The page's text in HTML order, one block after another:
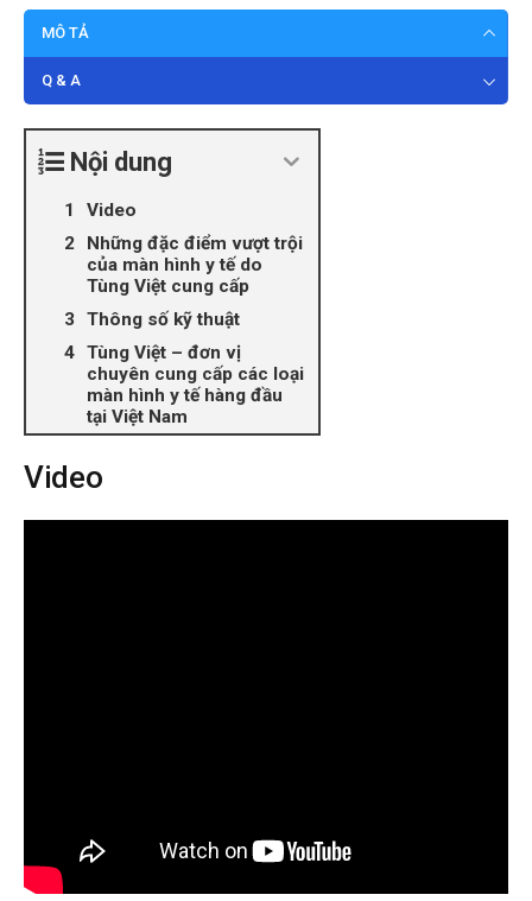
MÔ TẢ
Q & A
Nội dung
Video
Những đặc điểm vượt trội
của màn hình y tế do
Tùng Việt cung cấp
Thông số kỹ thuật
Tùng Việt – đơn vị
chuyên cung cấp các loại
màn hình y tế hàng đầu
tại Việt Nam
Video